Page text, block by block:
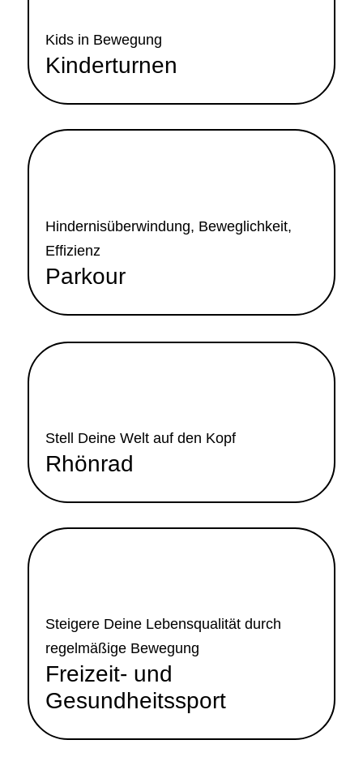
Kinderturnen
Kids in Bewegung
Parkour
Hindernisüberwindung, Beweglichkeit,
Effizienz
Rhönrad
Stell Deine Welt auf den Kopf
Freizeit- und
Gesundheitssport
Steigere Deine Lebensqualität durch
regelmäßige Bewegung